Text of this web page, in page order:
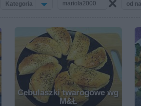
Kategoria od
Cebulaszki twarogowe wg
M&Ł